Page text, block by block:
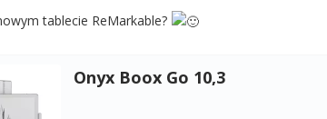
tablecie ReMarkable?
Onyx Boox Go 10,3